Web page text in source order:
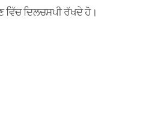
ਦਿਲਚਸਪੀ ਰੱਖਦੇ ਹੋ।